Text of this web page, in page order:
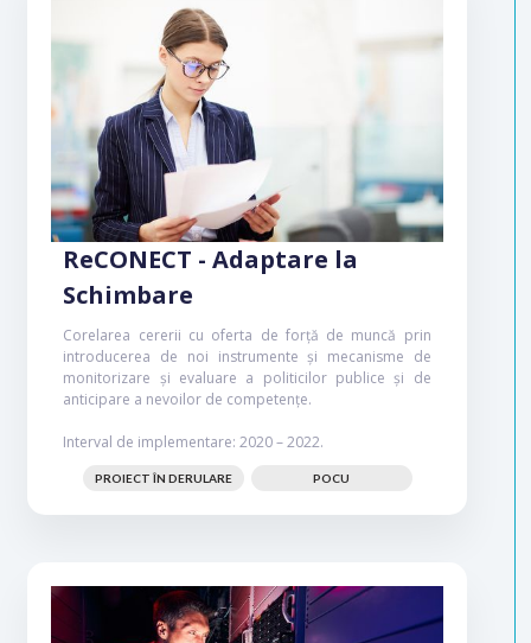
ReCONECT - Adaptare la
Schimbare
Corelarea cererii cu oferta de forță de muncă prin
introducerea de noi instrumente și mecanisme de
monitorizare și evaluare a politicilor publice și de
anticipare a nevoilor de competențe.
Interval de implementare: 2020 – 2022.
PROIECT ÎN DERULARE POCU